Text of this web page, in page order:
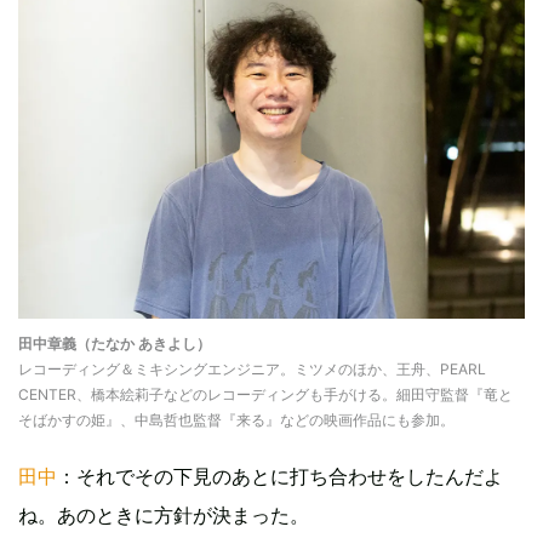
田中章義（たなか あきよし）
レコーディング＆ミキシングエンジニア。ミツメのほか、王舟、PEARL
CENTER、橋本絵莉子などのレコーディングも手がける。細田守監督『竜と
そばかすの姫』、中島哲也監督『来る』などの映画作品にも参加。
田中 ：それでその下見のあとに打ち合わせをしたんだよ
ね。あのときに方針が決まった。